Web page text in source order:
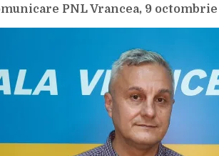
PNL Vrancea, 9